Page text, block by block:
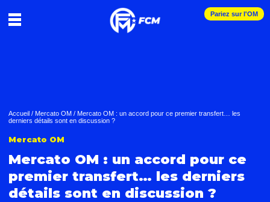
Pariez sur l'OM
Accueil / Mercato OM / Mercato OM : un accord pour ce premier transfert… les
derniers détails sont en discussion ?
Mercato OM
Mercato OM : un accord pour ce
premier transfert… les derniers
détails sont en discussion ?